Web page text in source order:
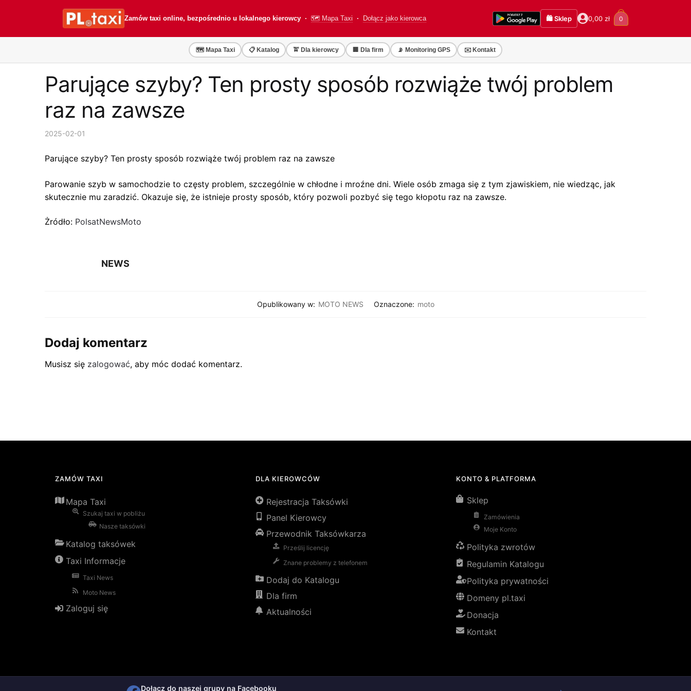
Zamów taxi online, bezpośrednio u lokalnego kierowcy · 🗺️ Mapa Taxi · Dołącz jako kierowca 🛍️ Sklep 0,00 zł 0
🗺️ Mapa Taxi 📋 Katalog 🚖 Dla kierowcy 🏢 Dla firm 📡 Monitoring GPS ✉️ Kontakt
Parujące szyby? Ten prosty sposób rozwiąże twój problem
raz na zawsze
2025-02-01
Parujące szyby? Ten prosty sposób rozwiąże twój problem raz na zawsze
Parowanie szyb w samochodzie to częsty problem, szczególnie w chłodne i mroźne dni. Wiele osób zmaga się z tym zjawiskiem, nie wiedząc, jak
skutecznie mu zaradzić. Okazuje się, że istnieje prosty sposób, który pozwoli pozbyć się tego kłopotu raz na zawsze.
Żródło: PolsatNewsMoto
NEWS
Opublikowany w: MOTO NEWS Oznaczone: moto
Dodaj komentarz
Musisz się zalogować, aby móc dodać komentarz.
ZAMÓW TAXI
Mapa Taxi
Szukaj taxi w pobliżu
Nasze taksówki
Katalog taksówek
Taxi Informacje
Taxi News
Moto News
Zaloguj się
DLA KIEROWCÓW
Rejestracja Taksówki
Panel Kierowcy
Przewodnik Taksówkarza
Prześlij licencję
Znane problemy z telefonem
Dodaj do Katalogu
Dla firm
Aktualności
KONTO & PLATFORMA
Sklep
Zamówienia
Moje Konto
Polityka zwrotów
Regulamin Katalogu
Polityka prywatności
Domeny pl.taxi
Donacja
Kontakt
Dołącz do naszej grupy na Facebooku